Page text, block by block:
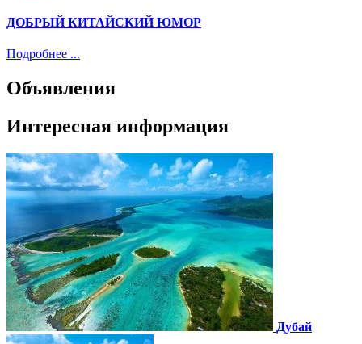
ДОБРЫЙ КИТАЙСКИЙ ЮМОР
Подробнее ...
Объявления
Интересная информация
Дубай